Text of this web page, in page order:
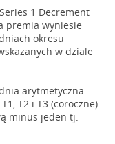
1 Decrement
premia wyniesie
okresu
w dziale
arytmetyczna
T2 i T3 (coroczne)
minus jeden tj.